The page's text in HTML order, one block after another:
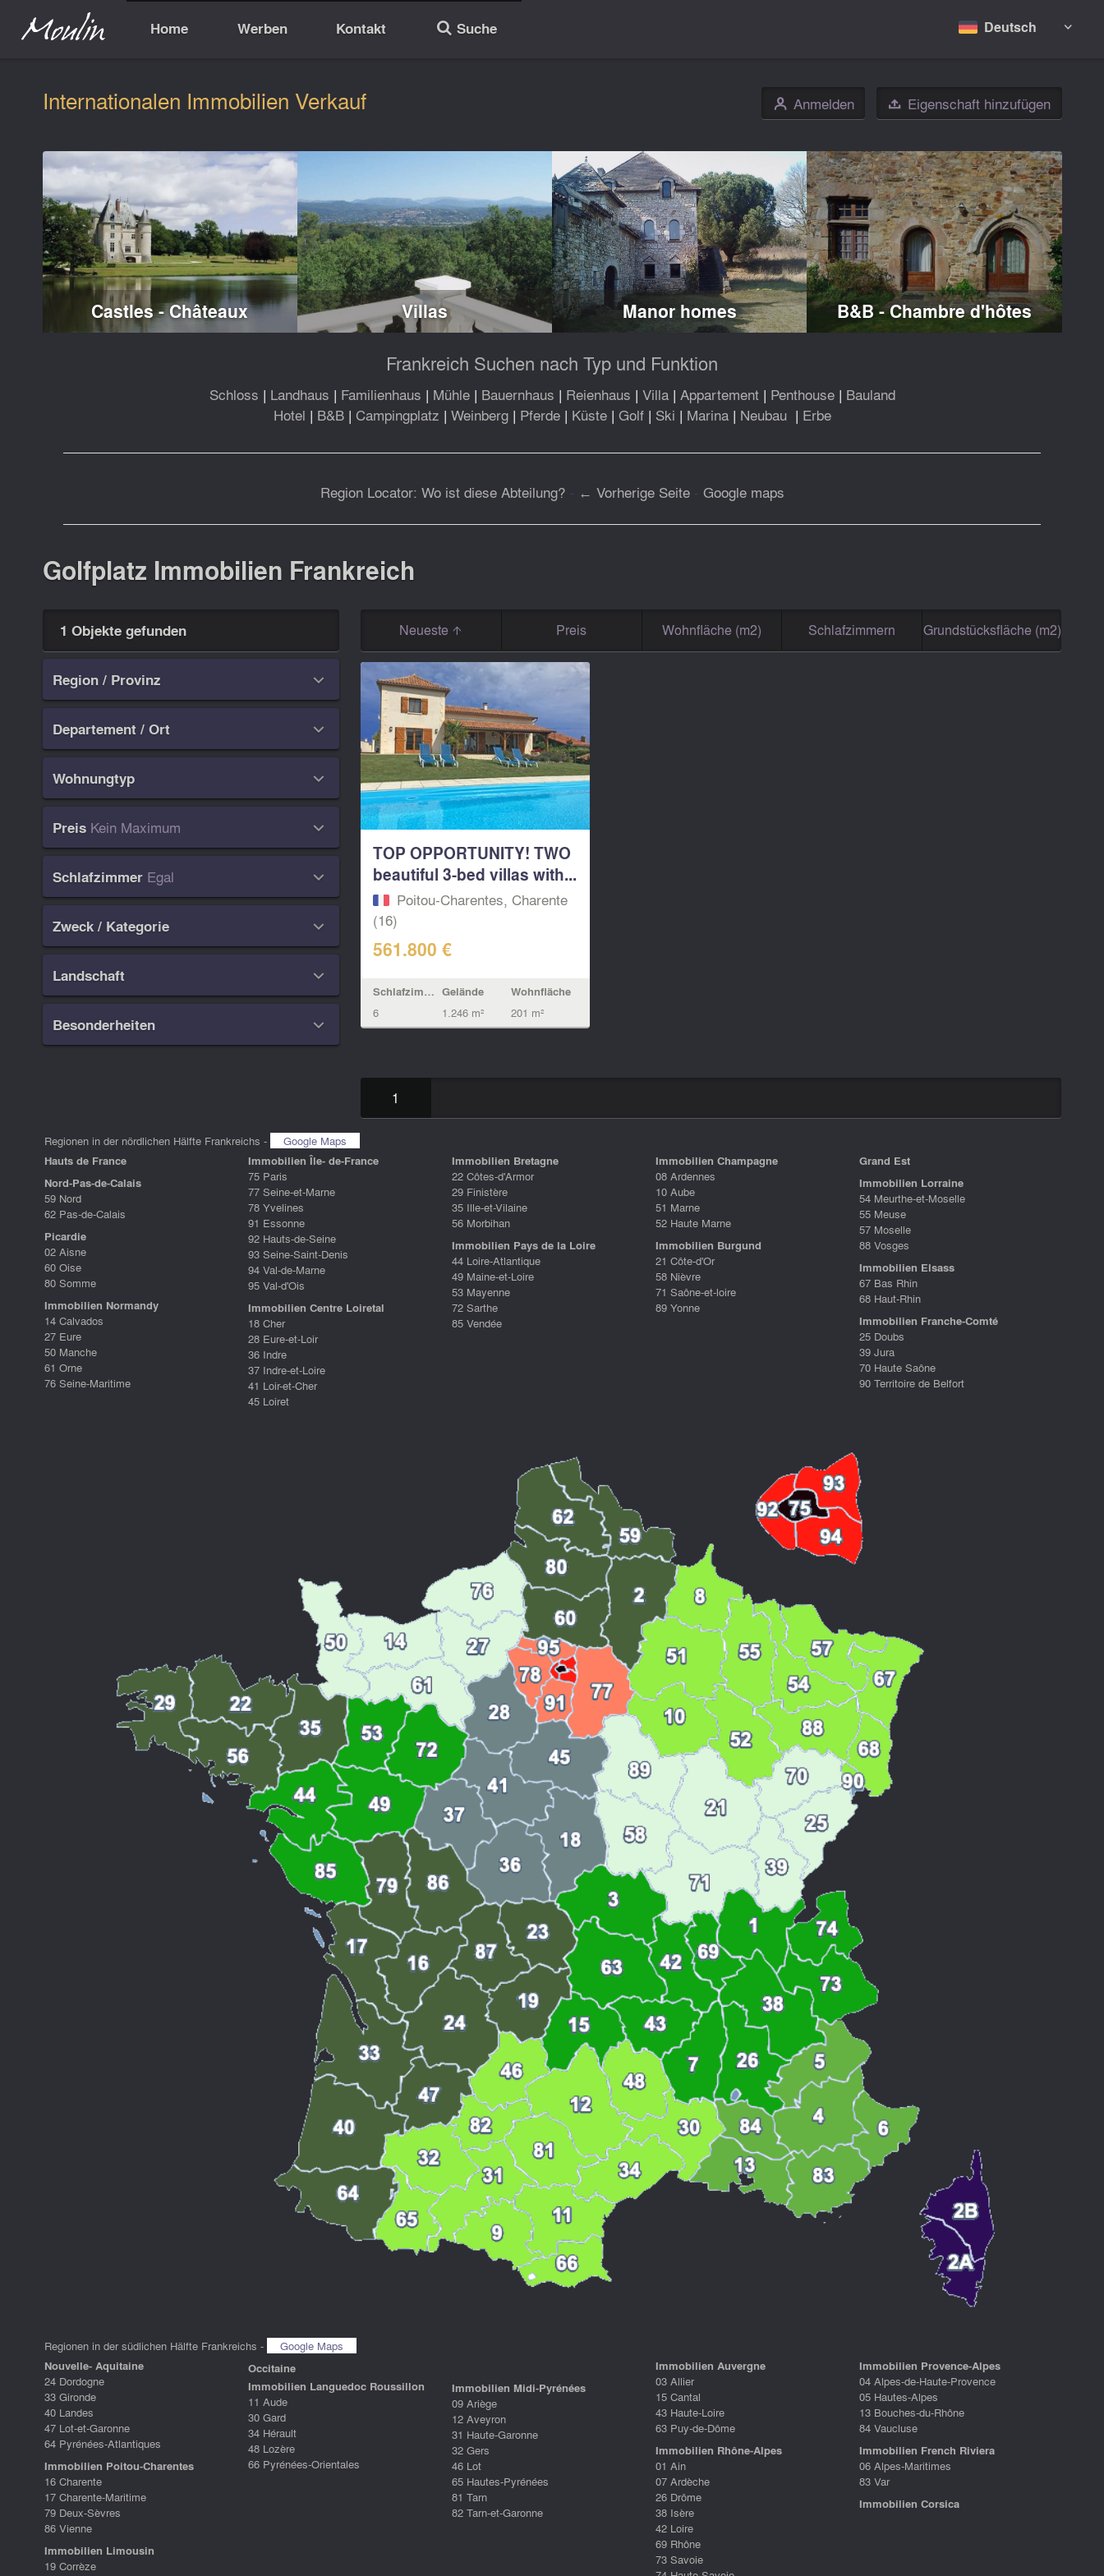
Home Werben Kontakt 🔎 Suche Deutsch 
Internationalen Immobilien Verkauf 👤 Anmelden  Eigenschaft hinzufügen
Castles - Châteaux Villas Manor homes B&B - Chambre d'hôtes
Frankreich Suchen nach Typ und Funktion
Schloss | Landhaus | Familienhaus | Mühle| Bauernhaus | Reienhaus | Villa| Appartement| Penthouse| Bauland
Hotel | B&B| Campingplatz | Weinberg| Pferde| Küste| Golf| Ski | Marina| Neubau | Erbe
Region Locator: Wo ist diese Abteilung?- ← Vorherige Seite- Google maps
Golfplatz Immobilien Frankreich
1 Objekte gefunden
Region / Provinz 
Departement / Ort 
Wohnungtyp 
Preis Kein Maximum 
Schlafzimmer Egal 
Zweck / Kategorie 
Landschaft 
Besonderheiten 
Neueste Preis Wohnfläche (m2) Schlafzimmern Grundstücksfläche (m2)
TOP OPPORTUNITY! TWO
beautiful 3-bed villas with...
Poitou-Charentes, Charente
(16)
561.800 €
Schlafzimmern
6
Gelände
1.246 m²
Wohnfläche
201 m²
1
Regionen in der nördlichen Hälfte Frankreichs -
Google Maps
Hauts de France
Nord-Pas-de-Calais
59 Nord
62 Pas-de-Calais
Picardie
02 Aisne
60 Oise
80 Somme
Immobilien Normandy
14 Calvados
27 Eure
50 Manche
61 Orne
76 Seine-Maritime
Immobilien Île- de-France
75 Paris
77 Seine-et-Marne
78 Yvelines
91 Essonne
92 Hauts-de-Seine
93 Seine-Saint-Denis
94 Val-de-Marne
95 Val-d'Ois
Immobilien Centre Loiretal
18 Cher
28 Eure-et-Loir
36 Indre
37 Indre-et-Loire
41 Loir-et-Cher
45 Loiret
Immobilien Bretagne
22 Côtes-d'Armor
29 Finistère
35 Ille-et-Vilaine
56 Morbihan
Immobilien Pays de la Loire
44 Loire-Atlantique
49 Maine-et-Loire
53 Mayenne
72 Sarthe
85 Vendée
Immobilien Champagne
08 Ardennes
10 Aube
51 Marne
52 Haute Marne
Immobilien Burgund
21 Côte-d'Or
58 Nièvre
71 Saône-et-loire
89 Yonne
Grand Est
Immobilien Lorraine
54 Meurthe-et-Moselle
55 Meuse
57 Moselle
88 Vosges
Immobilien Elsass
67 Bas Rhin
68 Haut-Rhin
Immobilien Franche-Comté
25 Doubs
39 Jura
70 Haute Saône
90 Territoire de Belfort
Regionen in der südlichen Hälfte Frankreichs -
Google Maps
Nouvelle- Aquitaine
24 Dordogne
33 Gironde
40 Landes
47 Lot-et-Garonne
64 Pyrénées-Atlantiques
Immobilien Poitou-Charentes
16 Charente
17 Charente-Maritime
79 Deux-Sèvres
86 Vienne
Immobilien Limousin
19 Corrèze
Occitaine
Immobilien Languedoc Roussillon
11 Aude
30 Gard
34 Hérault
48 Lozère
66 Pyrénées-Orientales
Immobilien Midi-Pyrénées
09 Ariège
12 Aveyron
31 Haute-Garonne
32 Gers
46 Lot
65 Hautes-Pyrénées
81 Tarn
82 Tarn-et-Garonne
Immobilien Auvergne
03 Allier
15 Cantal
43 Haute-Loire
63 Puy-de-Dôme
Immobilien Rhône-Alpes
01 Ain
07 Ardèche
26 Drôme
38 Isère
42 Loire
69 Rhône
73 Savoie
Immobilien Provence-Alpes
04 Alpes-de-Haute-Provence
05 Hautes-Alpes
13 Bouches-du-Rhône
84 Vaucluse
Immobilien French Riviera
06 Alpes-Maritimes
83 Var
Immobilien Corsica